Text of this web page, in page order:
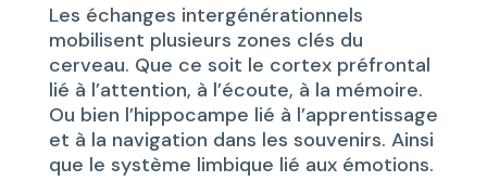
Les échanges intergénérationnels
mobilisent plusieurs zones clés du
cerveau. Que ce soit le cortex préfrontal
lié à l’attention, à l’écoute, à la mémoire.
Ou bien l’hippocampe lié à l’apprentissage
et à la navigation dans les souvenirs. Ainsi
que le système limbique lié aux émotions.